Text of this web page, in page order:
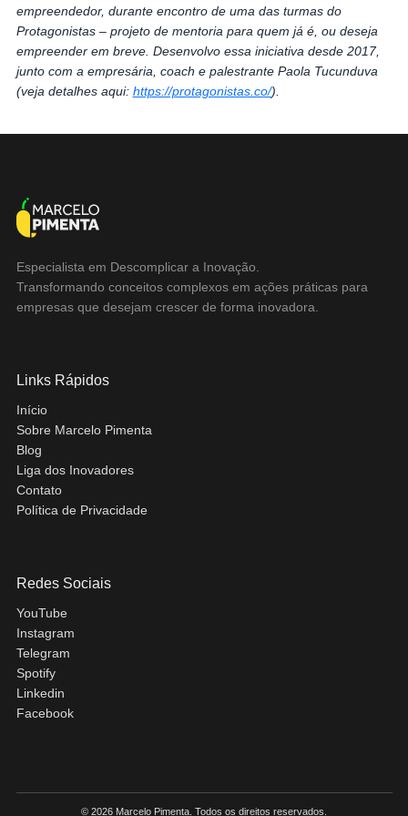
empreendedor, durante encontro de uma das turmas do
Protagonistas – projeto de mentoria para quem já é, ou deseja
empreender em breve. Desenvolvo essa iniciativa desde 2017,
junto com a empresária, coach e palestrante Paola Tucunduva
(veja detalhes aqui: https://protagonistas.co/).
Especialista em Descomplicar a Inovação.
Transformando conceitos complexos em ações práticas para
empresas que desejam crescer de forma inovadora.
Links Rápidos
Início
Sobre Marcelo Pimenta
Blog
Liga dos Inovadores
Contato
Política de Privacidade
Redes Sociais
YouTube
Instagram
Telegram
Spotify
Linkedin
Facebook
© 2026 Marcelo Pimenta. Todos os direitos reservados.